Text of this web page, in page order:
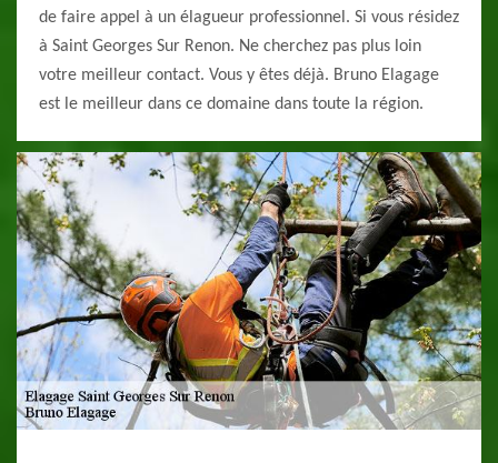
de faire appel à un élagueur professionnel. Si vous résidez
à Saint Georges Sur Renon. Ne cherchez pas plus loin
votre meilleur contact. Vous y êtes déjà. Bruno Elagage
est le meilleur dans ce domaine dans toute la région.